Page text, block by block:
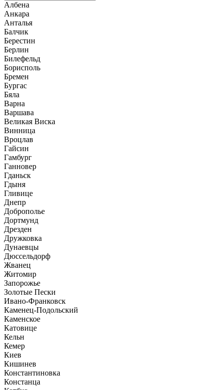
Албена
Анкара
Анталья
Балчик
Берестин
Берлин
Билефельд
Борисполь
Бремен
Бургас
Бяла
Варна
Варшава
Великая Виска
Винница
Вроцлав
Гайсин
Гамбург
Ганновер
Гданьск
Гдыня
Гливице
Днепр
Доброполье
Дортмунд
Дрезден
Дружковка
Дунаевцы
Дюссельдорф
Жванец
Житомир
Запорожье
Золотые Пески
Ивано-Франковск
Каменец-Подольский
Каменское
Катовице
Кельн
Кемер
Киев
Кишинев
Константиновка
Констанца